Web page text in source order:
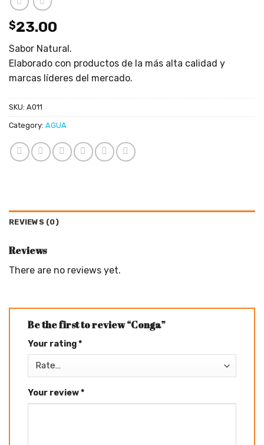
$23.00
Sabor Natural.
Elaborado con productos de la más alta calidad y
marcas líderes del mercado.
SKU: A011
Category: AGUA
REVIEWS (0)
Reviews
There are no reviews yet.
Be the first to review “Conga”
Your rating*
Your review*